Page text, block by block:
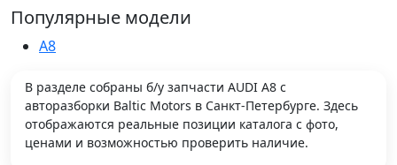
Популярные модели
A8
В разделе собраны б/у запчасти AUDI A8 с
авторазборки Baltic Motors в Санкт-Петербурге. Здесь
отображаются реальные позиции каталога с фото,
ценами и возможностью проверить наличие.